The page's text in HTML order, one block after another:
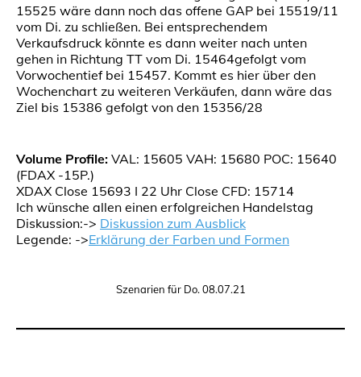
15525 wäre dann noch das offene GAP bei 15519/11
vom Di. zu schließen. Bei entsprechendem
Verkaufsdruck könnte es dann weiter nach unten
gehen in Richtung TT vom Di. 15464gefolgt vom
Vorwochentief bei 15457. Kommt es hier über den
Wochenchart zu weiteren Verkäufen, dann wäre das
Ziel bis 15386 gefolgt von den 15356/28
Volume Profile: VAL: 15605 VAH: 15680 POC: 15640
(FDAX -15P.)
XDAX Close 15693 I 22 Uhr Close CFD: 15714
Ich wünsche allen einen erfolgreichen Handelstag
Diskussion:-> Diskussion zum Ausblick
Legende: ->Erklärung der Farben und Formen
Szenarien für Do. 08.07.21